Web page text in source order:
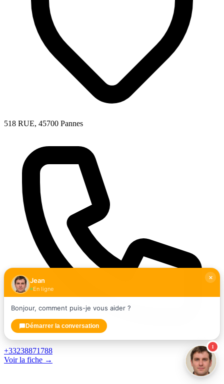
518 RUE, 45700 Pannes
+33238871788
Voir la fiche →
1
Jean
En ligne
Bonjour, comment puis-je vous aider ?
Démarrer la conversation